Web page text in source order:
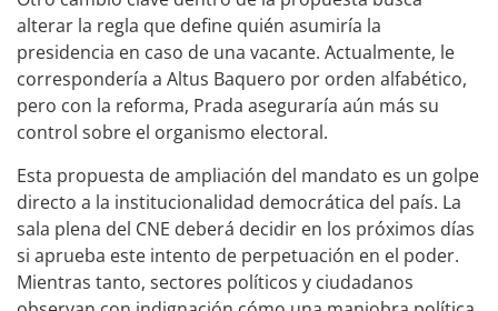
alterar la regla que define quién asumiría la
presidencia en caso de una vacante. Actualmente, le
correspondería a Altus Baquero por orden alfabético,
pero con la reforma, Prada aseguraría aún más su
control sobre el organismo electoral.
Esta propuesta de ampliación del mandato es un golpe
directo a la institucionalidad democrática del país. La
sala plena del CNE deberá decidir en los próximos días
si aprueba este intento de perpetuación en el poder.
Mientras tanto, sectores políticos y ciudadanos